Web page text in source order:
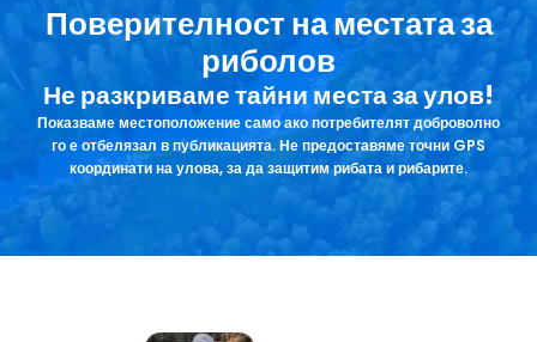
Поверителност на местата за
риболов
Не разкриваме тайни места за улов!
Показваме местоположение само ако потребителят доброволно
го е отбелязал в публикацията. Не предоставяме точни GPS
координати на улова, за да защитим рибата и рибарите.